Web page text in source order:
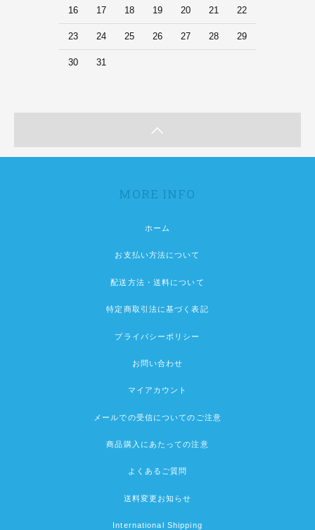
16 17 18 19 20 21 22
23 24 25 26 27 28 29
30 31
MORE INFO
ホーム
お支払い方法について
配送方法・送料について
特定商取引法に基づく表記
プライバシーポリシー
お問い合わせ
マイアカウント
メールでの受信についてのご注意
商品購入にあたっての注意
よくあるご質問
送料変更お知らせ
International Shipping